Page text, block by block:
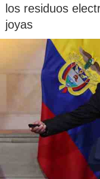
los residuos
joyas